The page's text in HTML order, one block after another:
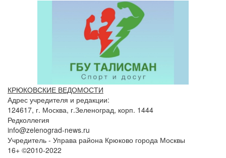
КРЮКОВСКИЕ ВЕДОМОСТИ
Адрес учредителя и редакции:
124617, г. Москва, г.Зеленоград, корп. 1444
Редколлегия
info@zelenograd-news.ru
Учредитель - Управа района Крюково города Москвы
16+ ©2010-2022